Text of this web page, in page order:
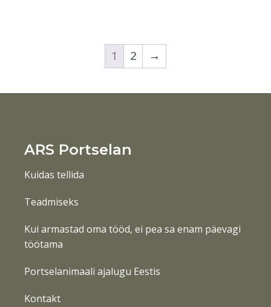
1 2 →
ARS Portselan
Kuidas tellida
Teadmiseks
Kui armastad oma tööd, ei pea sa enam päevagi
töötama
Portselanimaali ajalugu Eestis
Kontakt